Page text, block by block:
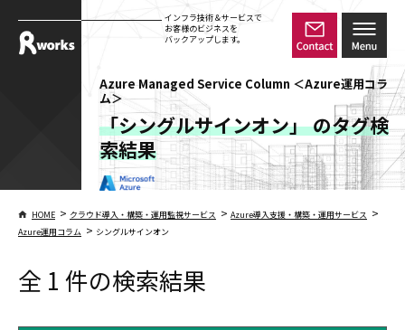
インフラ技術＆サービスで
お客様のビジネスを
バックアップします。
Azure Managed Service Column ＜Azure運用コラ
ム＞
「シングルサインオン」 のタグ検
索結果
HOME > クラウド導入・構築・運用監視サービス > Azure導入支援・構築・運用サービス >
Azure運用コラム > シングルサインオン
全 1 件の検索結果